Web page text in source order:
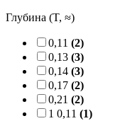
Глубина (T, ≈)
0,11 (2)
0,13 (3)
0,14 (3)
0,17 (2)
0,21 (2)
1 0,11 (1)